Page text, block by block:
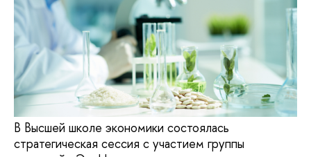
В Высшей школе экономики состоялась
стратегическая сессия с участием группы